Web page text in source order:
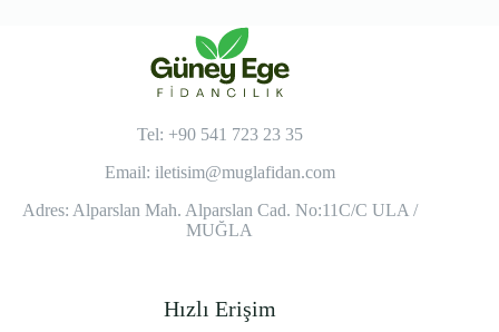
Tel: +90 541 723 23 35
Email: iletisim@muglafidan.com
Adres: Alparslan Mah. Alparslan Cad. No:11C/C ULA /
MUĞLA
Hızlı Erişim